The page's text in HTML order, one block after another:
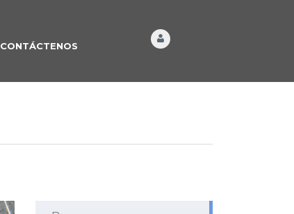
CONTÁCTENOS